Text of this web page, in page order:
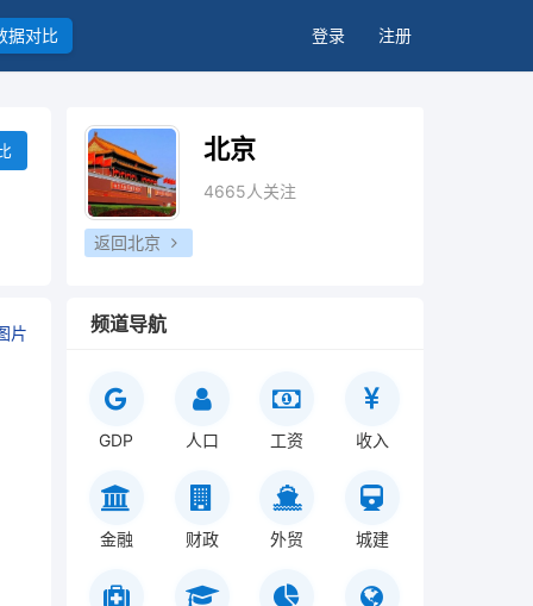
据对比 登录 注册
片
北京
4665人关注
返回北京
频道导航
GDP 人口 工资 收入
金融 财政 外贸 城建